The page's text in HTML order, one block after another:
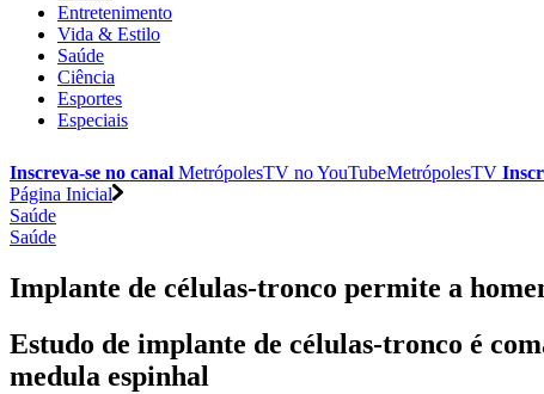
Entretenimento
Vida & Estilo
Saúde
Ciência
Esportes
Especiais
Inscreva-se no canal MetrópolesTV noYouTubeMetrópolesTV
Página Inicial
Saúde
Saúde
Implante de células-tronco permite a
Estudo de implante de células-tronco é
medula espinhal